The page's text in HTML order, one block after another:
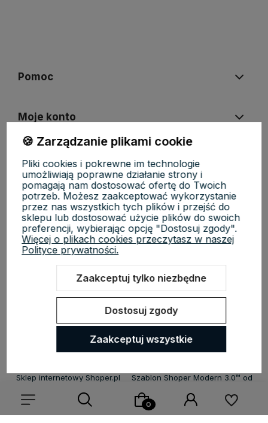
Pomoc
Moje konto
Informacje
O nas
NIP: 5223279970 | REGON: 527118819 | Email:
sklep@kosmetycznyraj.pl| Telefon:662 274 654
Sklep internetowy Shoper.pl Szablon Shoper Modern 3.0™ od
🍪 Zarządzanie plikami cookie
Pliki cookies i pokrewne im technologie
umożliwiają poprawne działanie strony i
pomagają nam dostosować ofertę do Twoich
potrzeb. Możesz zaakceptować wykorzystanie
przez nas wszystkich tych plików i przejść do
sklepu lub dostosować użycie plików do swoich
preferencji, wybierając opcję "Dostosuj zgody".
Więcej o plikach cookies przeczytasz w naszej
Polityce prywatności.
Zaakceptuj tylko niezbędne
Dostosuj zgody
Zaakceptuj wszystkie